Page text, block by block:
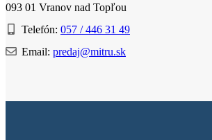
093 01 Vranov nad Topľou
Telefón: 057 / 446 31 49
Email: predaj@mitru.sk